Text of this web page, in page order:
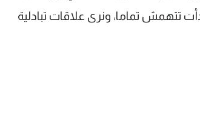
تتهمش تماما، ونرى علاقات تبادلية